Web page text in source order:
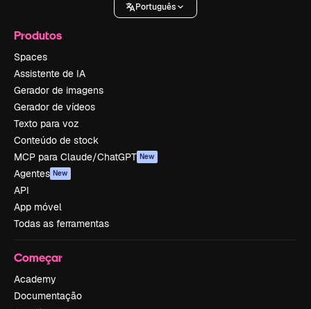
Português
Produtos
Spaces
Assistente de IA
Gerador de imagens
Gerador de vídeos
Texto para voz
Conteúdo de stock
MCP para Claude/ChatGPT New
Agentes New
API
App móvel
Todas as ferramentas
Começar
Academy
Documentação